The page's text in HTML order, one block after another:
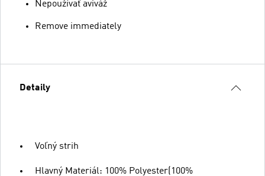
Nepoužívať aviváž
Remove immediately
Detaily
Voľný strih
Hlavný Materiál: 100% Polyester(100%